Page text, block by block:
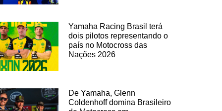
Yamaha Racing Brasil terá
dois pilotos representando o
país no Motocross das
Nações 2026
De Yamaha, Glenn
Coldenhoff domina Brasileiro